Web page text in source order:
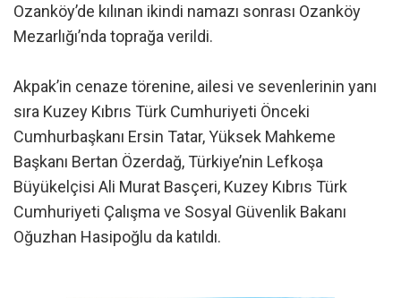
Ozanköy’de kılınan ikindi namazı sonrası Ozanköy
Mezarlığı’nda toprağa verildi.
Akpak’in cenaze törenine, ailesi ve sevenlerinin yanı
sıra Kuzey Kıbrıs Türk Cumhuriyeti Önceki
Cumhurbaşkanı Ersin Tatar, Yüksek Mahkeme
Başkanı Bertan Özerdağ, Türkiye’nin Lefkoşa
Büyükelçisi Ali Murat Basçeri, Kuzey Kıbrıs Türk
Cumhuriyeti Çalışma ve Sosyal Güvenlik Bakanı
Oğuzhan Hasipoğlu da katıldı.